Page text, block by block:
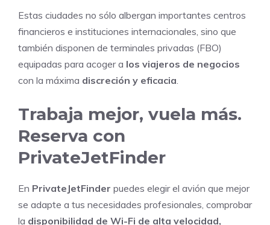
Estas ciudades no sólo albergan importantes centros
financieros e instituciones internacionales, sino que
también disponen de terminales privadas (FBO)
equipadas para acoger a los viajeros de negocios
con la máxima discreción y eficacia.
Trabaja mejor, vuela más.
Reserva con
PrivateJetFinder
En PrivateJetFinder puedes elegir el avión que mejor
se adapte a tus necesidades profesionales, comprobar
la disponibilidad de Wi-Fi de alta velocidad,